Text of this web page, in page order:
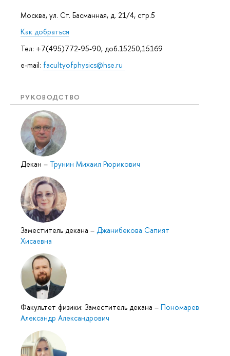
Москва, ул. Ст. Басманная, д. 21/4, стр.5
Как добраться
Тел: +7(495)772-95-90, доб.15250,15169
e-mail: facultyofphysics@hse.ru
РУКОВОДСТВО
Декан – Трунин Михаил Рюрикович
Заместитель декана – Джанибекова Сапият
Хисаевна
Факультет физики: Заместитель декана – Пономарев
Александр Александрович